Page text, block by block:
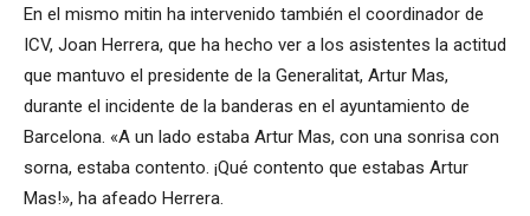
En el mismo mitin ha intervenido también el coordinador de
ICV, Joan Herrera, que ha hecho ver a los asistentes la actitud
que mantuvo el presidente de la Generalitat, Artur Mas,
durante el incidente de la banderas en el ayuntamiento de
Barcelona. «A un lado estaba Artur Mas, con una sonrisa con
sorna, estaba contento. ¡Qué contento que estabas Artur
Mas!», ha afeado Herrera.